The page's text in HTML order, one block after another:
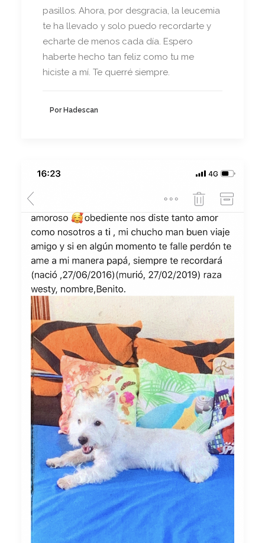
pasillos. Ahora, por desgracia, la leucemia
te ha llevado y solo puedo recordarte y
echarte de menos cada día. Espero
haberte hecho tan feliz como tu me
hiciste a mí. Te querré siempre.
Por Hadescan